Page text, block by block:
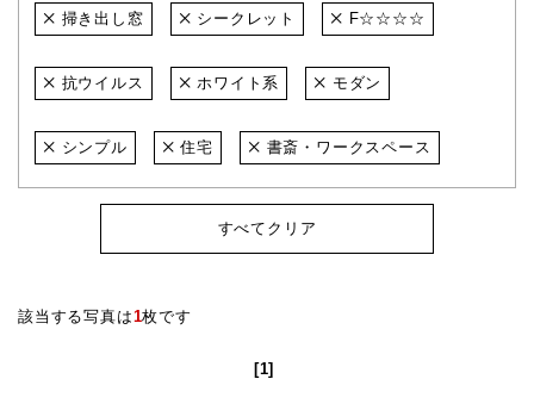
掃き出し窓 シークレット F☆☆☆☆
抗ウイルス ホワイト系 モダン
シンプル 住宅 書斎・ワークスペース
すべてクリア
該当する写真は1枚です
[1]